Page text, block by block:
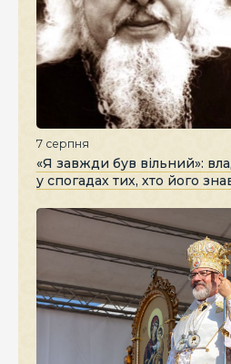
7 серпня
«Я завжди був вільний»:
у спогадах тих, хто його